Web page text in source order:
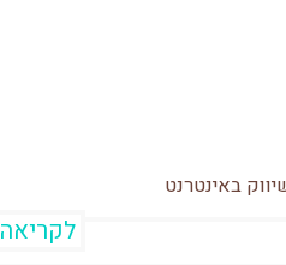
באינטרנט
לקריאה